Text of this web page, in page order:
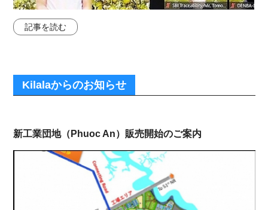
記事を読む
Kilalaからのお知らせ
新工業団地（Phuoc An）販売開始のご案内